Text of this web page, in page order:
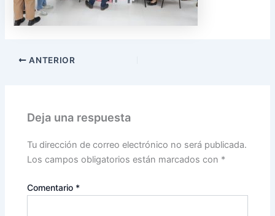
ANTERIOR
Deja una respuesta
Tu dirección de correo electrónico no será publicada.
Los campos obligatorios están marcados con *
Comentario *